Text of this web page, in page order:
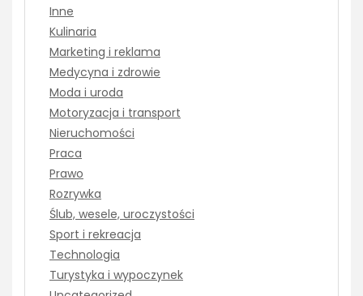
Inne
Kulinaria
Marketing i reklama
Medycyna i zdrowie
Moda i uroda
Motoryzacja i transport
Nieruchomości
Praca
Prawo
Rozrywka
Ślub, wesele, uroczystości
Sport i rekreacja
Technologia
Turystyka i wypoczynek